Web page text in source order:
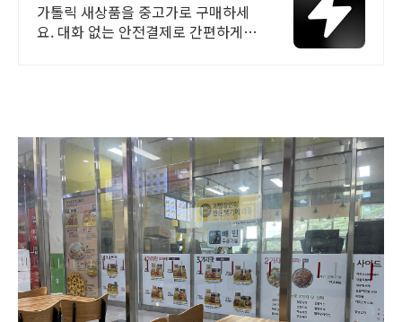
가톨릭 새상품을 중고가로 구매하세
요. 대화 없는 안전결제로 간편하게!